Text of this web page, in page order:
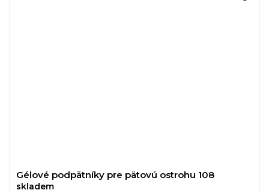
Gélové podpätníky pre pätovú ostrohu 108
skladem